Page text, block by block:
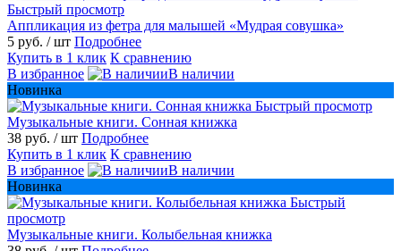
Быстрый просмотр
Аппликация из фетра для малышей «Мудрая совушка»
5 руб. / шт Подробнее
Купить в 1 клик К сравнению
В избранное
В наличии
Новинка
Быстрый просмотр
Музыкальные книги. Сонная книжка
38 руб. / шт Подробнее
Купить в 1 клик К сравнению
В избранное
В наличии
Новинка
Быстрый
просмотр
Музыкальные книги. Колыбельная книжка